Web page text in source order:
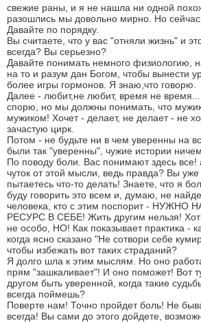
свежие раны, и я не нашла ни одной
разошлись мы довольно мирно. Но
Давайте по порядку.
Вы считаете, что у вас "отняли жизнь" и
всегда? Вы серьезно?
Давайте понимать немного физиологию,
на то и разум дан Богом, чтобы вынести
более игры гормонов. Я знаю,что говорю.
Далее - любит,не любит, время не время...
спорю, но мы должны понимать, что
мужиком! Хочет - делает, не делает - не
зачастую цирк.
Потом - не будьте ни в чем уверенны на
были так "уверенны", чужие истории
По поводу боли. Вас понимают здесь все!
чуток от этой мысли, ведь правда? Вы
пытаетесь что-то делать! Знаете, что я
буду говорить это всем и, думаю, не
человека, кто с этим поспорит -
РЕСУРС В СЕБЕ! Жить другим нельзя!
не особо, НО! Как показывает практика -
когда ясно сказано "Не сотвори себе
чтобы избежать вот таких страданий?
Я долго шла к этим мыслям. Но оно
прям "зашкаливает"! И оно поможет! Вот
другом быть уверенной, когда такие
всегда поймешь?
Поверте нам! Точно пройдет боль! Не
всегда! Вы сами до этого дойдете,